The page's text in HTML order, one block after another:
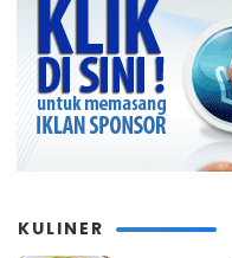
KULINER